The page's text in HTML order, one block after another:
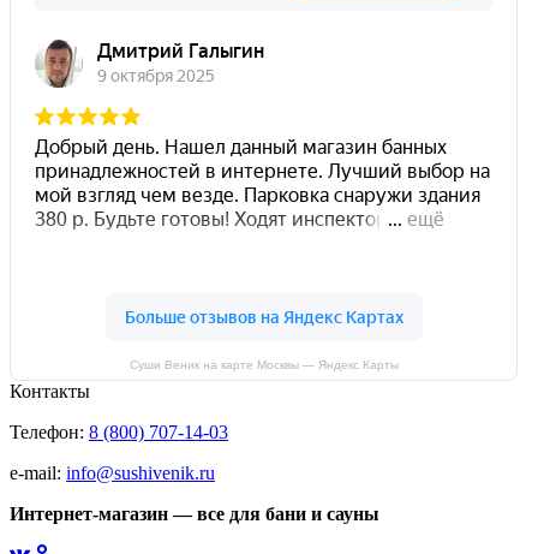
Суши Веник на карте Москвы — Яндекс Карты
Контакты
Телефон: 8 (800) 707-14-03
e-mail: info@sushivenik.ru
Интернет-магазин — все для бани и сауны